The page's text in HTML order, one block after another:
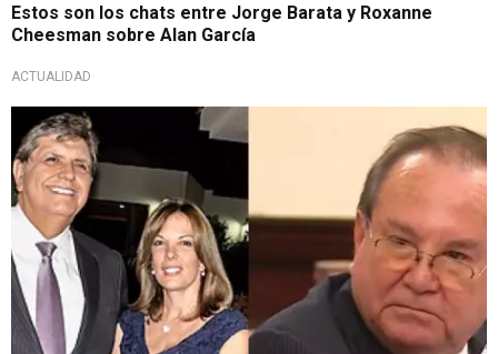
Estos son los chats entre Jorge Barata y Roxanne
Cheesman sobre Alan García
ACTUALIDAD